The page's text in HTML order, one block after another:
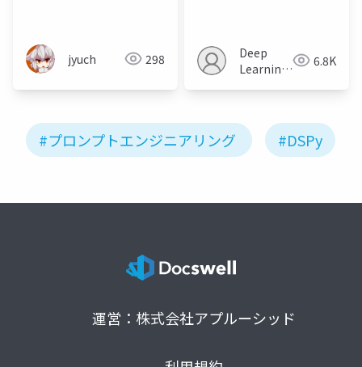
jyuch 298
Calls into Self-
Improving Pipelines
Deep
Learning
6.8K
#プロンプトエンジニアリング #DSPy
運営：株式会社アプルーシッド